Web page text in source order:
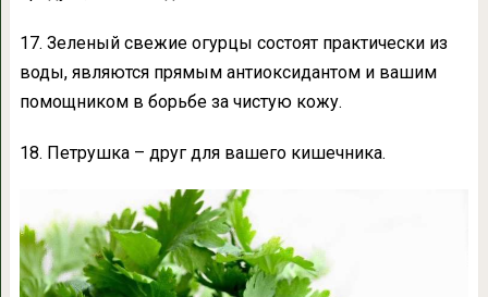
17. Зеленый свежие огурцы состоят практически из
воды, являются прямым антиоксидантом и вашим
помощником в борьбе за чистую кожу.
18. Петрушка – друг для вашего кишечника.